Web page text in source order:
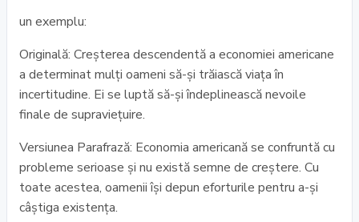
un exemplu:
Originală: Creșterea descendentă a economiei americane
a determinat mulți oameni să-și trăiască viața în
incertitudine. Ei se luptă să-și îndeplinească nevoile
finale de supraviețuire.
Versiunea Parafrază: Economia americană se confruntă cu
probleme serioase și nu există semne de creștere. Cu
toate acestea, oamenii își depun eforturile pentru a-și
câștiga existența.